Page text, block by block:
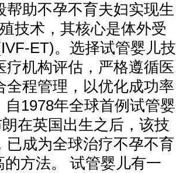
帮助不孕不育夫妇实现生
技术，其核心是体外受
ET)。选择试管婴儿技
疗机构评估，严格遵循医
全程管理，以优化成功率
自1978年全球首例试管婴
朗在英国出生之后，该技
已成为全球治疗不孕不育
的方法。 试管婴儿有一